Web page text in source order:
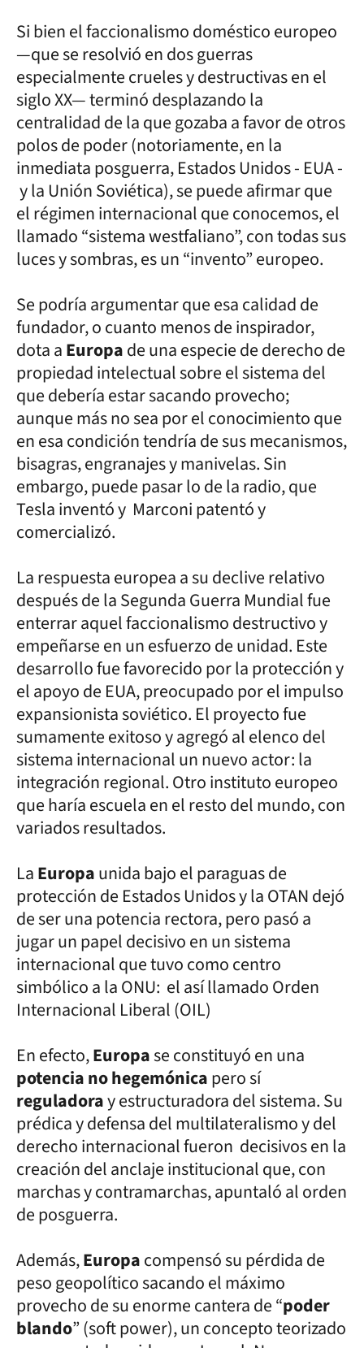
Si bien el faccionalismo doméstico europeo
—que se resolvió en dos guerras
especialmente crueles y destructivas en el
siglo XX— terminó desplazando la
centralidad de la que gozaba a favor de otros
polos de poder (notoriamente, en la
inmediata posguerra, Estados Unidos - EUA -
y la Unión Soviética), se puede afirmar que
el régimen internacional que conocemos, el
llamado “sistema westfaliano”, con todas sus
luces y sombras, es un “invento” europeo.
Se podría argumentar que esa calidad de
fundador, o cuanto menos de inspirador,
dota aEuropade una especie de derecho de
propiedad intelectual sobre el sistema del
que debería estar sacando provecho;
aunque más no sea por el conocimiento que
en esa condición tendría de sus mecanismos,
bisagras, engranajes y manivelas. Sin
embargo, puede pasar lo de la radio, que
Tesla inventó y Marconi patentó y
comercializó.
La respuesta europea a su declive relativo
después de la Segunda Guerra Mundial fue
enterrar aquel faccionalismo destructivo y
empeñarse en un esfuerzo de unidad. Este
desarrollo fue favorecido por la protección y
el apoyo de EUA, preocupado por el impulso
expansionista soviético. El proyecto fue
sumamente exitoso y agregó al elenco del
sistema internacional un nuevo actor: la
integración regional. Otro instituto europeo
que haría escuela en el resto del mundo, con
variados resultados.
LaEuropaunida bajo el paraguas de
protección de Estados Unidos y la OTAN dejó
de ser una potencia rectora, pero pasó a
jugar un papel decisivo en un sistema
internacional que tuvo como centro
simbólico a la ONU: el así llamado Orden
Internacional Liberal (OIL)
En efecto,Europase constituyó en una
potencia no hegemónicapero sí
reguladoray estructuradora del sistema. Su
prédica y defensa del multilateralismo y del
derecho internacional fueron decisivos en la
creación del anclaje institucional que, con
marchas y contramarchas, apuntaló al orden
de posguerra.
Además,Europacompensó su pérdida de
peso geopolítico sacando el máximo
provecho de su enorme cantera de “poder
blando” (soft power), un concepto teorizado